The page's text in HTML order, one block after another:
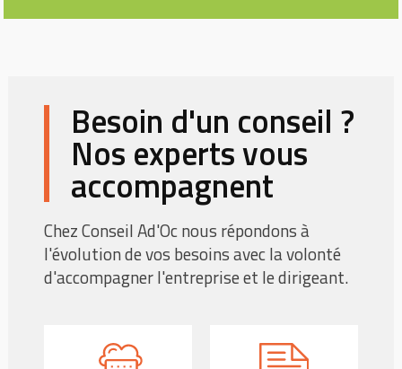
Besoin d'un conseil ?
Nos experts vous
accompagnent
Chez Conseil Ad'Oc nous répondons à
l'évolution de vos besoins avec la volonté
d'accompagner l'entreprise et le dirigeant.